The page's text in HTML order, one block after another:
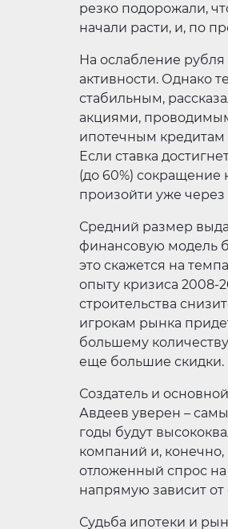
резко подорожали,
начали расти, и, по
На ослабление
активности. Однако
стабильным,
акциями,
ипотечным кредитам
Если ставка
(до 60%) сокращение
произойти уже через
Средний размер
финансовую модель
это скажется на
опыту кризиса 2008-
строительства
игрокам рынка
большему
еще большие скидки.
Создатель и
Авдеев уверен –
годы будут
компаний и,
отложенный спрос на
напрямую зависит
Судьба ипотеки и